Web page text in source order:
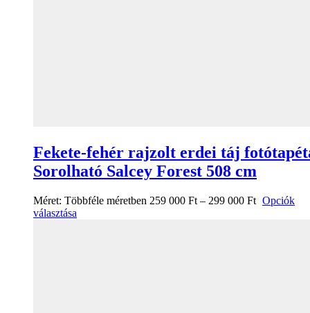
Fekete-fehér rajzolt erdei táj
Sorolható Salcey Forest 508 cm
Méret: Többféle méretben 259 000 Ft – 299 000 Ft Opciók
választása